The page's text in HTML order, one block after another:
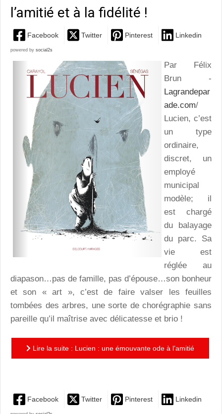
l’amitié et à la fidélité !
Facebook Twitter Pinterest Linkedin
powered by social2s
Par Félix
Brun -
Lagrandepar
ade.com/
Lucien, c’est
un type
ordinaire,
discret, un
employé
municipal
modèle; il
est chargé
du balayage
du parc. Sa
vie est
réglée au
diapason…pas de famille, pas d’épouse…son bonheur
et son « art », c’est de faire valser les feuilles
tombées des arbres, une sorte de chorégraphie sans
pareille qu’il maîtrise avec délicatesse et brio !
Lire la suite : Lucien : une émouvante ode à l’amitié
Facebook Twitter Pinterest Linkedin